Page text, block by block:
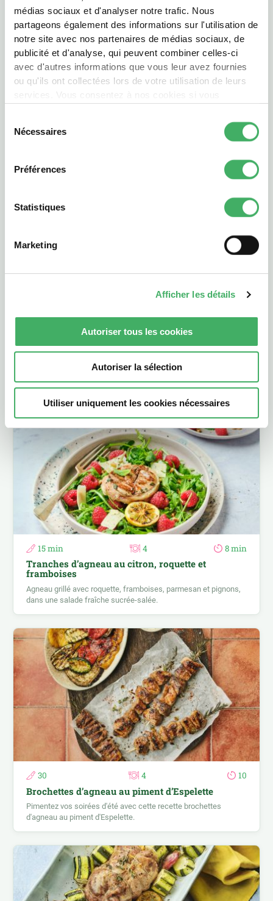
médias sociaux et d'analyser notre trafic. Nous
partageons également des informations sur l'utilisation de
notre site avec nos partenaires de médias sociaux, de
publicité et d'analyse, qui peuvent combiner celles-ci
avec d'autres informations que vous leur avez fournies
ou qu'ils ont collectées lors de votre utilisation de leurs
services. Vous consentez à nos cookies si vous
Nécessaires
Préférences
Statistiques
Marketing
Afficher les détails
Autoriser tous les cookies
Autoriser la sélection
Utiliser uniquement les cookies nécessaires
Épigrammes d’agneau à la sauce barbecue
4
Roulades d’agneau à l’harissa et poivrons
Roulades d'agneau à l'harissa, mini-poivrons grillés et mayo
épicée : barbecue piquant et express.
15 min 4 8 min
Tranches d’agneau au citron, roquette et
framboises
Agneau grillé avec roquette, framboises, parmesan et pignons,
dans une salade fraîche sucrée-salée.
30 4 10
Brochettes d’agneau au piment d’Espelette
Pimentez vos soirées d'été avec cette recette brochettes
d'agneau au piment d'Espelette.